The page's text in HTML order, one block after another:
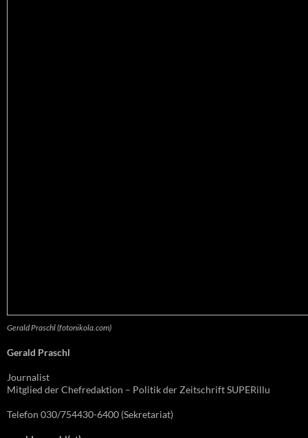
Gerald Praschl (fotonikola.com)
Gerald Praschl
Journalist
Mitglied der Chefredaktion – Politik der Zeitschrift SUPERillu
Telefon 030/754430-6400 (Sekretariat)